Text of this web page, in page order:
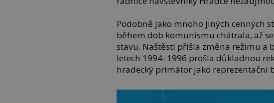
Podobně jako mnoho jiných cenných
během dob komunismu chátrala, až
stavu. Naštěstí přišla změna režimu a
letech 1994–1996 prošla důkladnou
hradecký primátor jako reprezentační